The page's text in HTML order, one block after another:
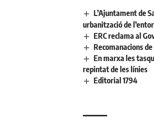
L’Ajuntament de
urbanització de
ERC reclama al
Recomanacions
En marxa les
repintat de les línies
Editorial 1794